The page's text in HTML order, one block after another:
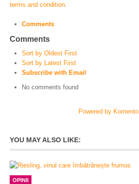
terms and condition
Comments
Comments
Sort by Oldest First
Sort by Latest First
Subscribe with Email
No comments found
Powered by Komento
YOU MAY ALSO LIKE:
OPINII